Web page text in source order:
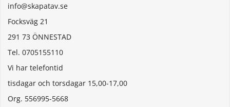
info@skapatav.se
Focksväg 21
291 73 ÖNNESTAD
Tel. 0705155110
Vi har telefontid
tisdagar och torsdagar 15,00-17,00
Org. 556995-5668